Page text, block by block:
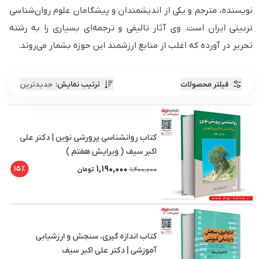
نویسنده، مترجم و یکی از اندیشمندان و پیشگامان علوم روان‌شناسی
تربیتی ایران است. وی آثار تالیفی و ترجمه‌ای بسیاری را به رشته
تحریر در آورده که اغلب از منابع ارزشمند این حوزه بشمار می‌روند.
فیلتر محصولات ترتیب نمایش: جدیدترین
کتاب روانشناسی پرورشی نوین | دکتر علی
اکبر سیف ( ویرایش هفتم )
1,400,000
1,190,000 تومان 15٪
کتاب اندازه گیری، سنجش و ارزشیابی
آموزشی | دکتر علی اکبر سیف